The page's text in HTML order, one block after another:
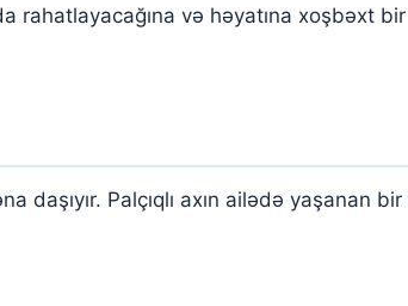
rahatlayacağına və həyatına xoşbəxt
daşıyır. Palçıqlı axın ailədə yaşanan